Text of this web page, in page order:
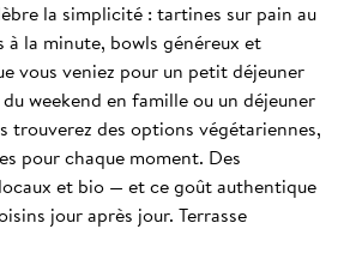
la simplicité : tartines sur pain au
la minute, bowls généreux et
vous veniez pour un petit déjeuner
weekend en famille ou un déjeuner
trouverez des options végétariennes,
pour chaque moment. Des
et bio — et ce goût authentique
jour après jour. Terrasse